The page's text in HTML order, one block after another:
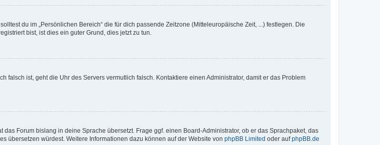
du im „Persönlichen Bereich“ die für dich passende Zeitzone (Mitteleuropäische Zeit, ...) festlegen. Die
bist, ist dies ein guter Grund, dies jetzt zu tun.
falsch ist, geht die Uhr des Servers vermutlich falsch. Kontaktiere einen Administrator, damit er das Problem
Forum bislang in deine Sprache übersetzt. Frage ggf. einen Board-Administrator, ob er das Sprachpaket, das
übersetzen würdest. Weitere Informationen dazu können auf der Website von phpBB Limited oder aufphpBB.de